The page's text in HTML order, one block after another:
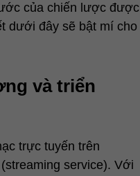
của chiến lược được
dưới đây sẽ bật mí cho
và triển
trực tuyến trên
service). Với